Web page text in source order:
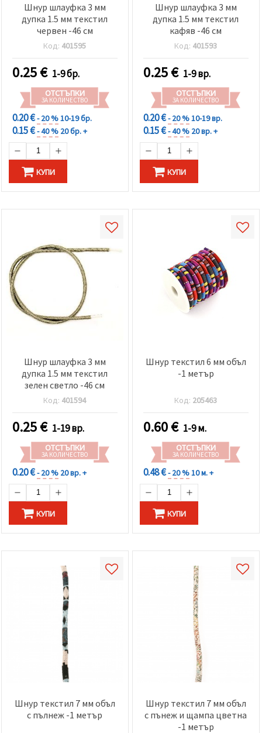
Шнур шлауфка 3 мм
дупка 1.5 мм текстил
червен -46 см
Код: 401595
0.25€ 1-9 бр.
ОТСТЪПКИ
ЗА КОЛИЧЕСТВО
0.20 €- 20 %10-19 бр.
0.15 €- 40 % 20 бр. +
КУПИ
Шнур шлауфка 3 мм
дупка 1.5 мм текстил
кафяв -46 см
Код: 401593
0.25€ 1-9 вр.
ОТСТЪПКИ
ЗА КОЛИЧЕСТВО
0.20 €- 20 %10-19 вр.
0.15 €- 40 % 20 вр. +
КУПИ
Шнур шлауфка 3 мм
дупка 1.5 мм текстил
зелен светло -46 см
Код: 401594
0.25€ 1-19 вр.
ОТСТЪПКИ
ЗА КОЛИЧЕСТВО
0.20 €- 20 % 20 вр. +
КУПИ
Шнур текстил 6 мм объл
-1 метър
Код: 205463
0.60€ 1-9 м.
ОТСТЪПКИ
ЗА КОЛИЧЕСТВО
0.48 €- 20 %10 м. +
КУПИ
Шнур текстил 7 мм объл
с пълнеж -1 метър
Шнур текстил 7 мм объл
с пънеж и щампа цветна
-1 метър